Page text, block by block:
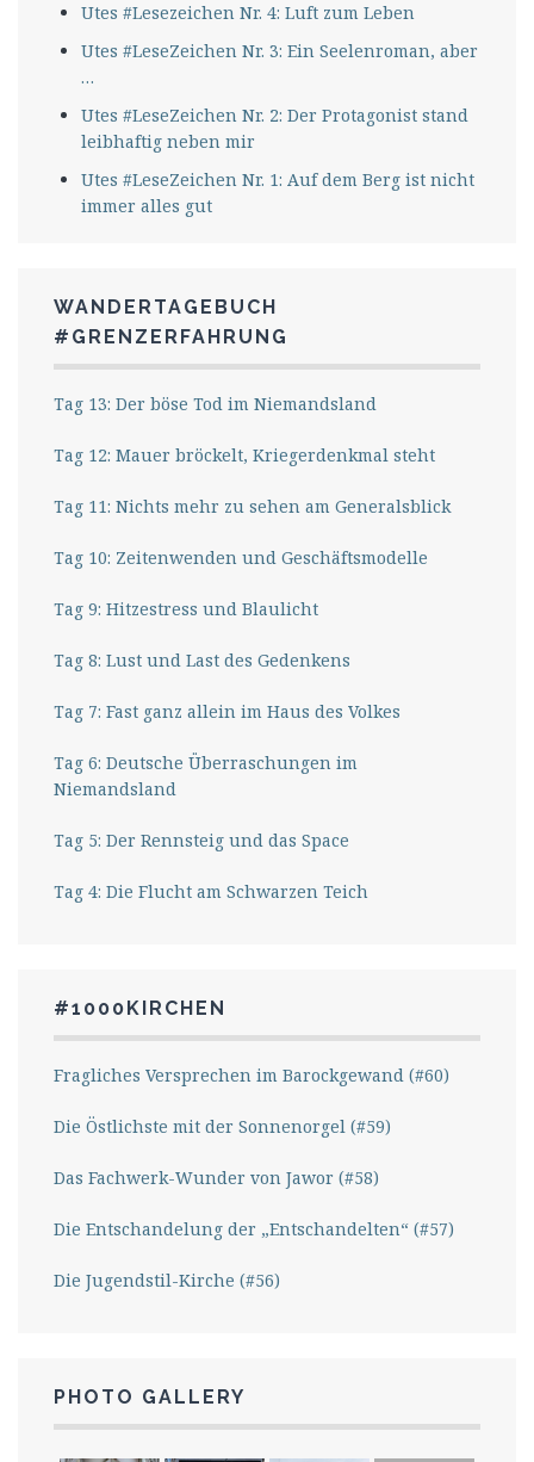
Utes #Lesezeichen Nr. 4: Luft zum Leben
Utes #LeseZeichen Nr. 3: Ein Seelenroman, aber
…
Utes #LeseZeichen Nr. 2: Der Protagonist stand
leibhaftig neben mir
Utes #LeseZeichen Nr. 1: Auf dem Berg ist nicht
immer alles gut
WANDERTAGEBUCH
#GRENZERFAHRUNG
Tag 13: Der böse Tod im Niemandsland
Tag 12: Mauer bröckelt, Kriegerdenkmal steht
Tag 11: Nichts mehr zu sehen am Generalsblick
Tag 10: Zeitenwenden und Geschäftsmodelle
Tag 9: Hitzestress und Blaulicht
Tag 8: Lust und Last des Gedenkens
Tag 7: Fast ganz allein im Haus des Volkes
Tag 6: Deutsche Überraschungen im
Niemandsland
Tag 5: Der Rennsteig und das Space
Tag 4: Die Flucht am Schwarzen Teich
#1000KIRCHEN
Fragliches Versprechen im Barockgewand (#60)
Die Östlichste mit der Sonnenorgel (#59)
Das Fachwerk-Wunder von Jawor (#58)
Die Entschandelung der „Entschandelten“ (#57)
Die Jugendstil-Kirche (#56)
PHOTO GALLERY